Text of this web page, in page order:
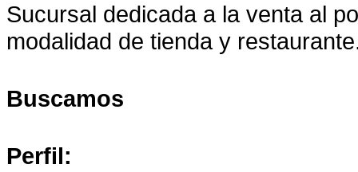
Sucursal dedicada a la venta al
modalidad de tienda y
Buscamos
Perfil: